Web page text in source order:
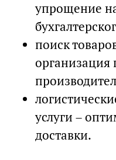
упрощение
поиск
организация
услуги –
доставки.